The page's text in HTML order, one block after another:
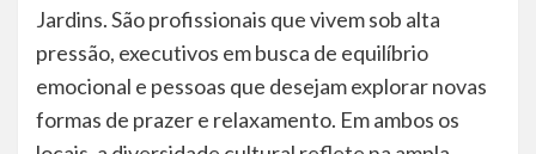
Jardins. São profissionais que vivem sob alta
pressão, executivos em busca de equilíbrio
emocional e pessoas que desejam explorar novas
formas de prazer e relaxamento. Em ambos os